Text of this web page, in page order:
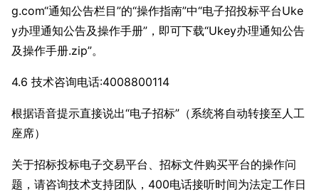
g.com“通知公告栏目”的“操作指南”中“电子招投标平台Uke
y办理通知公告及操作手册”，即可下载“Ukey办理通知公告
及操作手册.zip”。
4.6 技术咨询电话:4008800114
根据语音提示直接说出“电子招标”（系统将自动转接至人工
座席）
关于招标投标电子交易平台、招标文件购买平台的操作问
题，请咨询技术支持团队，400电话接听时间为法定工作日